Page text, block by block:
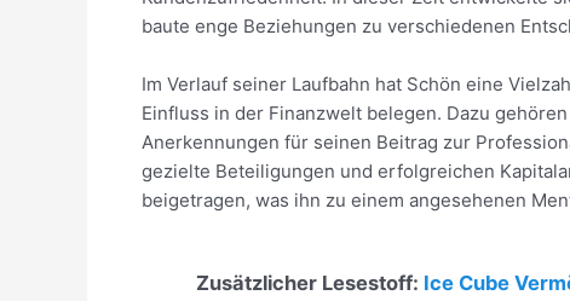
baute enge Beziehungen zu verschiedenen
Im Verlauf seiner Laufbahn hat Schön eine
Einfluss in der Finanzwelt belegen. Dazu
Anerkennungen für seinen Beitrag zur
gezielte Beteiligungen und erfolgreichen
beigetragen, was ihn zu einem angesehenen
Zusätzlicher Lesestoff: Ice Cube